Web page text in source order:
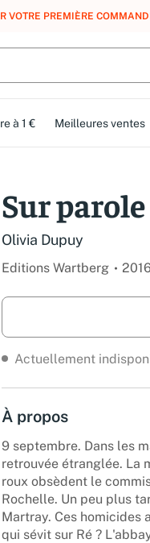
GRATUITEMENT LE
à 1 € Meilleures ventes
Sur parole
Olivia Dupuy
Editions Wartberg
Actuellement
À propos
9 septembre. Dans les
retrouvée étranglée. La
roux obsèdent le
Rochelle. Un peu plus
Martray. Ces homicides
qui sévit sur Ré ?